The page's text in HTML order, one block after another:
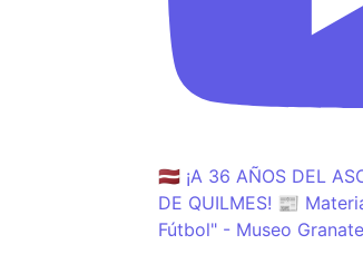
🇱🇻 ¡A 36 AÑOS DEL
DE QUILMES! 📰
Fútbol" - Museo Granate